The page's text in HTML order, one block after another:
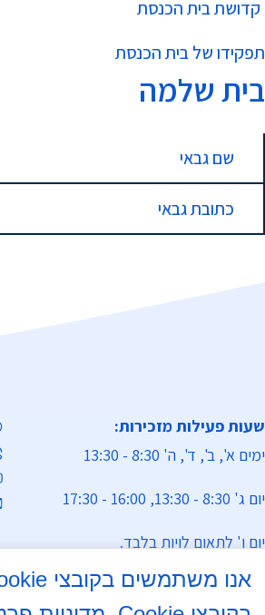
קדושת בית הכנסת
תפקידו של בית הכנסת
בית שלמה
שם גבאי
כתובת גבאי
שעות פעילות מזכירות:
ימים א', ב', ד', ה' 8:30 - 13:30
יום ג' 8:30 - 13:30, 16:00 - 17:30
יום ו' לתאום לויות בלבד.